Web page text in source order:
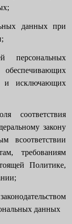
данных при
персональных
и исключающих
соответствия
закону
всоответствии
требованиям
Политике,
данных